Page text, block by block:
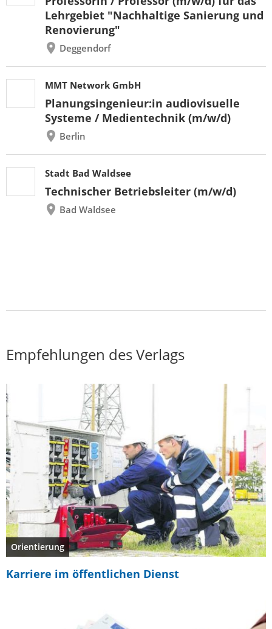
Lehrgebiet "Nachhaltige Sanierung und
Renovierung"
Deggendorf
MMT Network GmbH
Planungsingenieur:in audiovisuelle
Systeme / Medientechnik (m/w/d)
Berlin
Stadt Bad Waldsee
Technischer Betriebsleiter (m/w/d)
Bad Waldsee
Empfehlungen des Verlags
Orientierung
Karriere im öffentlichen Dienst